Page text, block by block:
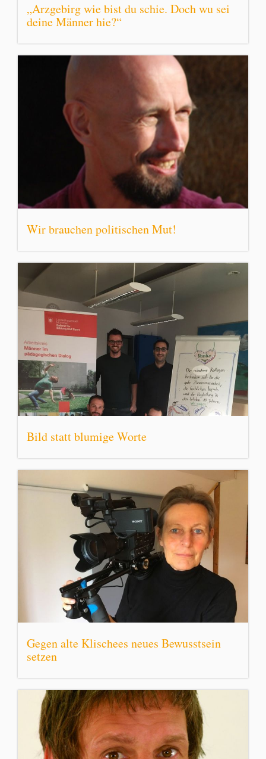
„Arzgebirg wie bist du schie. Doch wu sei
deine Männer hie?“
Wir brauchen politischen Mut!
Bild statt blumige Worte
Gegen alte Klischees neues Bewusstsein
setzen